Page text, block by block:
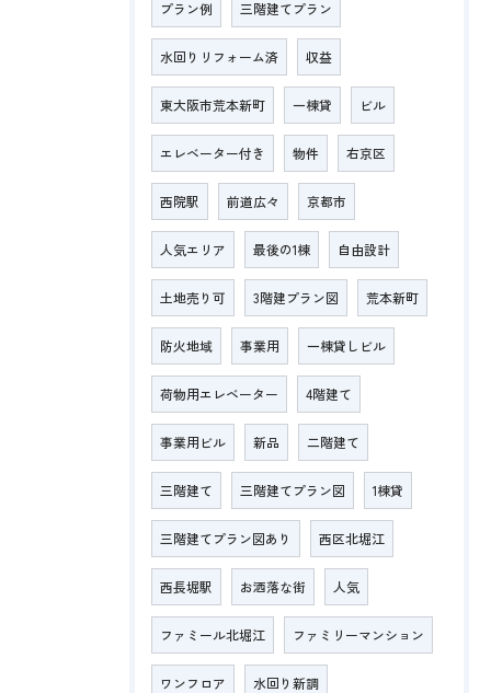
プラン例 三階建てプラン
水回りリフォーム済 収益
東大阪市荒本新町 一棟貸 ビル
エレベーター付き 物件 右京区
西院駅 前道広々 京都市
人気エリア 最後の1棟 自由設計
土地売り可 3階建プラン図 荒本新町
防火地域 事業用 一棟貸しビル
荷物用エレベーター 4階建て
事業用ビル 新品 二階建て
三階建て 三階建てプラン図 1棟貸
三階建てプラン図あり 西区北堀江
西長堀駅 お洒落な街 人気
ファミール北堀江 ファミリーマンション
ワンフロア 水回り新調